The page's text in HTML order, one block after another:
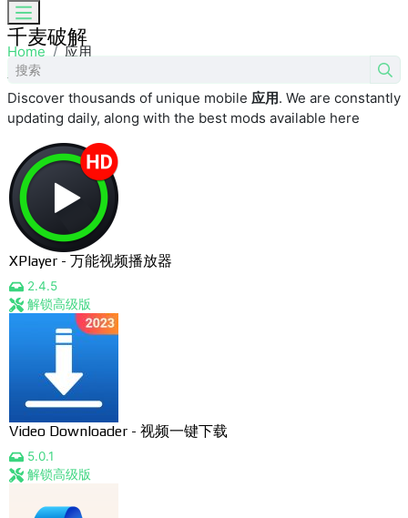
Skip to the content
千麦破解
Home 应用
应用
Discover thousands of unique mobile 应用. We are constantly
updating daily, along with the best mods available here
XPlayer - 万能视频播放器
2.4.5
解锁高级版
Video Downloader - 视频一键下载
5.0.1
解锁高级版